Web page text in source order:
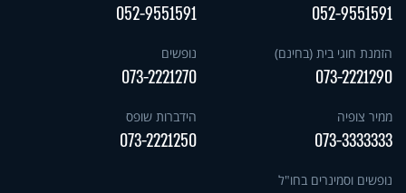
052-9551591
052-9551591
הזמנת חוגי בית (בחינם)
073-2221290
נופשים
073-2221270
ממיר צופיה
073-3333333
הידברות שופס
073-2221250
נופשים וסמינרים בחו"ל